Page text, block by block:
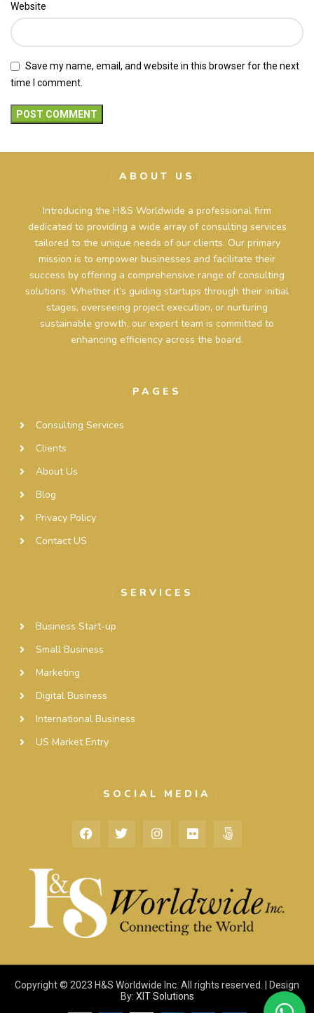
Website
Save my name, email, and website in this browser for the next
time I comment.
ABOUT US
Introducing the H&S Worldwide a professional firm
dedicated to providing a wide array of consulting services
tailored to the unique needs of our clients. Our primary
mission is to empower businesses and facilitate their
success by offering a comprehensive range of consulting
solutions. Whether it’s guiding startups through their initial
stages, overseeing project execution, or nurturing
sustainable growth, our expert team is committed to
enhancing efficiency across the board.
PAGES
Consulting Services
Clients
About Us
Blog
Privacy Policy
Contact US
SERVICES
Business Start-up
Small Business
Marketing
Digital Business
International Business
US Market Entry
SOCIAL MEDIA
Copyright © 2023 H&S Worldwide Inc. All rights reserved. | Design
By: XIT Solutions